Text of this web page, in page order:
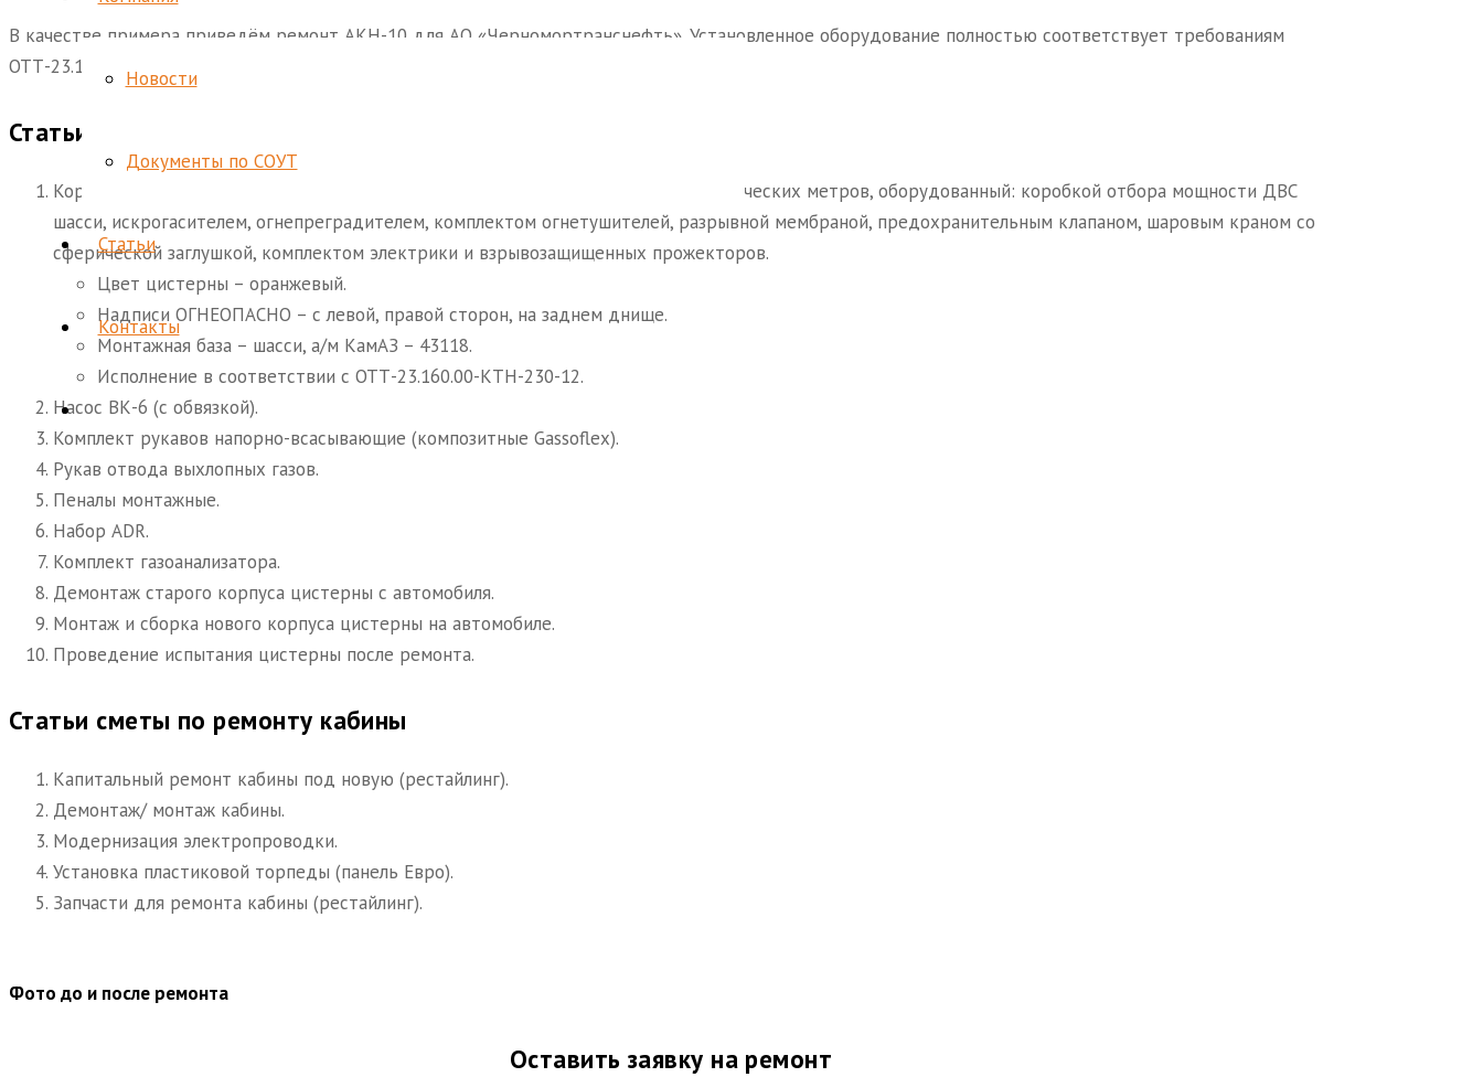
Новости
Документы по СОУТ
Статьи
Контакты
В качестве примера приведём ремонт АКН-10 для АО «Черномортранснефть». Установленное оборудование полностью соответствует требованиям
ОТТ-23.160.00-КТН-230-12.
Статьи сметы по ремонту навесного оборудования
Корпус цистерны с надрамником для АКН-10 круглого сечения, объемом 10 кубических метров, оборудованный: коробкой отбора мощности ДВС
шасси, искрогасителем, огнепреградителем, комплектом огнетушителей, разрывной мембраной, предохранительным клапаном, шаровым краном со
сферической заглушкой, комплектом электрики и взрывозащищенных прожекторов.
Цвет цистерны – оранжевый.
Надписи ОГНЕОПАСНО – с левой, правой сторон, на заднем днище.
Монтажная база – шасси, а/м КамАЗ – 43118.
Исполнение в соответствии с ОТТ-23.160.00-КТН-230-12.
Насос ВК-6 (с обвязкой).
Комплект рукавов напорно-всасывающие (композитные Gassoflex).
Рукав отвода выхлопных газов.
Пеналы монтажные.
Набор ADR.
Комплект газоанализатора.
Демонтаж старого корпуса цистерны с автомобиля.
Монтаж и сборка нового корпуса цистерны на автомобиле.
Проведение испытания цистерны после ремонта.
Статьи сметы по ремонту кабины
Капитальный ремонт кабины под новую (рестайлинг).
Демонтаж/ монтаж кабины.
Модернизация электропроводки.
Установка пластиковой торпеды (панель Евро).
Запчасти для ремонта кабины (рестайлинг).
Фото до и после ремонта
Оставить заявку на ремонт